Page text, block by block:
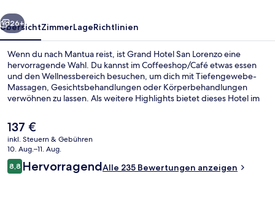
Weiter
26+
ÜbersichtZimmerLageRichtlinien
Wenn du nach Mantua reist, ist Grand Hotel San Lorenzo eine
hervorragende Wahl. Du kannst im Coffeeshop/Café etwas essen
und den Wellnessbereich besuchen, um dich mit Tiefengewebe-
Massagen, Gesichtsbehandlungen oder Körperbehandlungen
verwöhnen zu lassen. Als weitere Highlights bietet dieses Hotel im
Terrasse. Andere Reisende lieben das hilfsbereite Personal und die
Lage.
Der
aktuelle
Preis
beträgt
137 €.
137 €
inkl. Steuern & Gebühren
10. Aug.–11. Aug.
Bewertungen
8,88,8 von 10.
HervorragendAlle 235 Bewertungen anzeigen